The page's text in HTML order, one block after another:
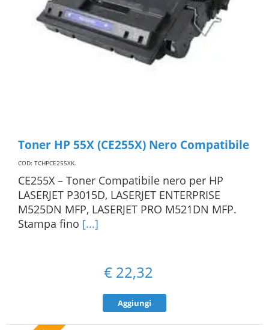
Toner HP 55X (CE255X) Nero Compatibile
COD: TCHPCE255XK.
CE255X – Toner Compatibile nero per HP
LASERJET P3015D, LASERJET ENTERPRISE
M525DN MFP, LASERJET PRO M521DN MFP.
Stampa fino [...]
€ 22,32
Aggiungi